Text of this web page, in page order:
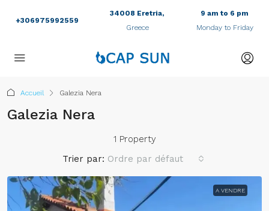
+306975992559
34008 Eretria,
Greece
9 am to 6 pm
Monday to Friday
Accueil Galezia Nera
Galezia Nera
1 Property
Trier par: Ordre par défaut
A VENDRE